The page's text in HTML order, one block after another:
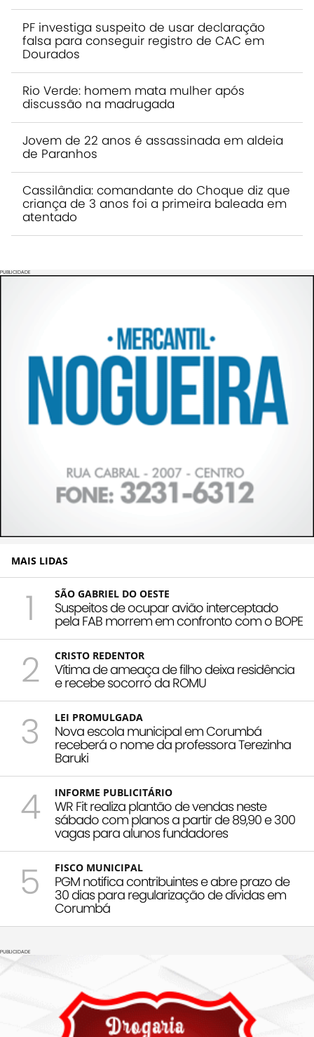
PF investiga suspeito de usar declaração
falsa para conseguir registro de CAC em
Dourados
Rio Verde: homem mata mulher após
discussão na madrugada
Jovem de 22 anos é assassinada em aldeia
de Paranhos
Cassilândia: comandante do Choque diz que
criança de 3 anos foi a primeira baleada em
atentado
PUBLICIDADE
MAIS LIDAS
1 SÃO GABRIEL DO OESTE
Suspeitos de ocupar avião interceptado
pela FAB morrem em confronto com o BOPE
2 CRISTO REDENTOR
Vítima de ameaça de filho deixa residência
e recebe socorro da ROMU
3 LEI PROMULGADA
Nova escola municipal em Corumbá
receberá o nome da professora Terezinha
Baruki
4 INFORME PUBLICITÁRIO
WR Fit realiza plantão de vendas neste
sábado com planos a partir de 89,90 e 300
vagas para alunos fundadores
5 FISCO MUNICIPAL
PGM notifica contribuintes e abre prazo de
30 dias para regularização de dívidas em
Corumbá
PUBLICIDADE